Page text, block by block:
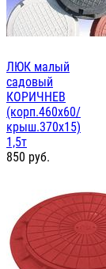
ЛЮК малый
садовый
КОРИЧНЕВ
(корп.460х60/
крыш.370х15)
1,5т
850 руб.